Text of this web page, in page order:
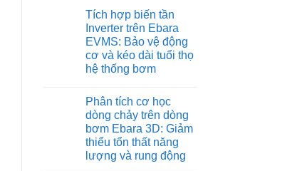
Tích hợp biến tần
Inverter trên Ebara
EVMS: Bảo vệ động
cơ và kéo dài tuổi thọ
hệ thống bơm
bình
luận
ở
Tích
hợp
biến
tần
Phân tích cơ học
dòng chảy trên dòng
bơm Ebara 3D: Giảm
thiểu tổn thất năng
lượng và rung động